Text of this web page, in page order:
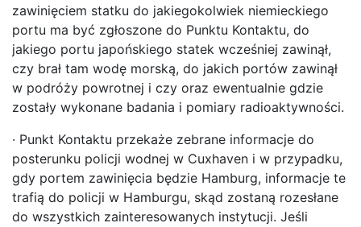
zawinięciem statku do jakiegokolwiek niemieckiego
portu ma być zgłoszone do Punktu Kontaktu, do
jakiego portu japońskiego statek wcześniej zawinął,
czy brał tam wodę morską, do jakich portów zawinął
w podróży powrotnej i czy oraz ewentualnie gdzie
zostały wykonane badania i pomiary radioaktywności.
· Punkt Kontaktu przekaże zebrane informacje do
posterunku policji wodnej w Cuxhaven i w przypadku,
gdy portem zawinięcia będzie Hamburg, informacje te
trafią do policji w Hamburgu, skąd zostaną rozesłane
do wszystkich zainteresowanych instytucji. Jeśli